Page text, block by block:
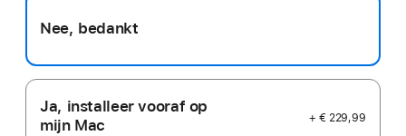
Nee, bedankt
Ja, installeer vooraf op
mijn Mac
+ € 229,99